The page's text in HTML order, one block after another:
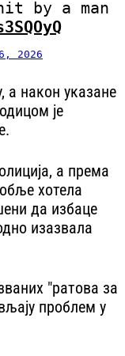
by a man
2026
а након указане
је
а према
хотела
да избаце
изазвала
"ратова за
проблем у